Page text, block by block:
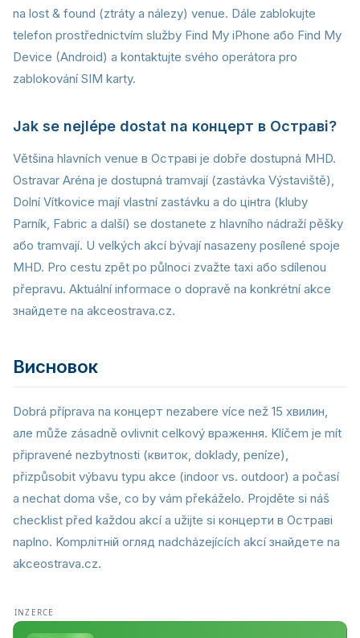
na lost & found (ztráty a nálezy) venue. Dále zablokujte
telefon prostřednictvím služby Find My iPhone або Find My
Device (Android) a kontaktujte svého operátora pro
zablokování SIM karty.
Jak se nejlépe dostat na концерт в Остраві?
Většina hlavních venue в Остраві je dobře dostupná MHD.
Ostravar Aréna je dostupná tramvají (zastávka Výstaviště),
Dolní Vítkovice mají vlastní zastávku a do цінtra (kluby
Parník, Fabric a další) se dostanete z hlavního nádraží pěšky
або tramvají. U velkých akcí bývají nasazeny posílené spoje
MHD. Pro cestu zpět po půlnoci zvažte taxi або sdílenou
přepravu. Aktuální informace o dopravě na konkrétní akce
знайдете na akceostrava.cz.
Висновок
Dobrá příprava na концерт nezabere více než 15 хвилин,
але může zásadně ovlivnit celkový враження. Klíčem je mít
připravené nezbytnosti (квиток, doklady, peníze),
přizpůsobit výbavu typu akce (indoor vs. outdoor) a počasí
a nechat doma vše, co by vám překáželo. Projděte si náš
checklist před každou akcí a užijte si концерти в Остраві
naplno. Kompлітній огляд nadcházejících akcí знайдете na
akceostrava.cz.